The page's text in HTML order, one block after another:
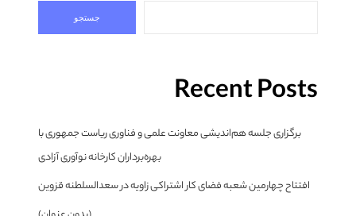
جستجو
Recent Posts
برگزاری جلسه هم‌اندیشی معاونت علمی و فناوری ریاست جمهوری با
بهره‌برداران کارخانه نوآوری آزادی
افتتاح چهارمین شعبه فضای کار اشتراکی زاویه در سعدالسلطنه قزوین